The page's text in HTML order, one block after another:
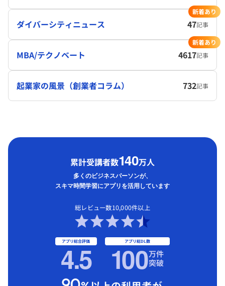
ダイバーシティニュース 47記事
新着あり
MBA/テクノベート 4617記事
新着あり
起業家の風景（創業者コラム） 732記事
累計受講者数140万人
多くのビジネスパーソンが、
スキマ時間学習にアプリを活用しています
総レビュー数10,000件以上
アプリ総合評価
4.5 アプリ総DL数
100万件
突破